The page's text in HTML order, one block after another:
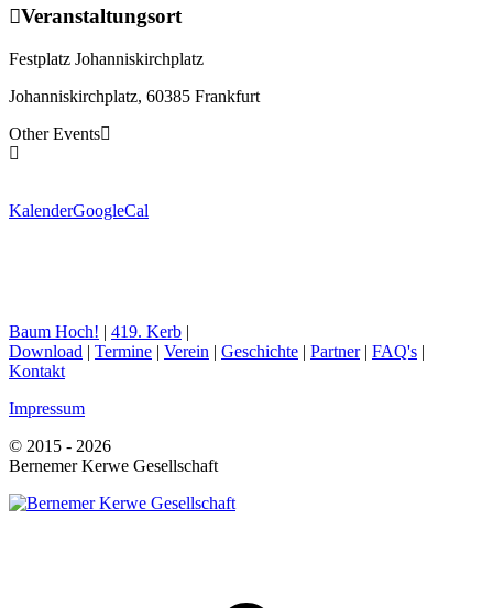
Veranstaltungsort
Festplatz Johanniskirchplatz
Johanniskirchplatz, 60385 Frankfurt
Other Events
KalenderGoogleCal
Baum Hoch! | 419. Kerb |
Download | Termine | Verein | Geschichte | Partner| FAQ's |
Kontakt
Impressum
© 2015 - 2026
Bernemer Kerwe Gesellschaft